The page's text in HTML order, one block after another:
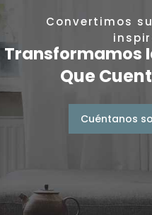
Que
Transformamos
Convertimos
Cuéntanos